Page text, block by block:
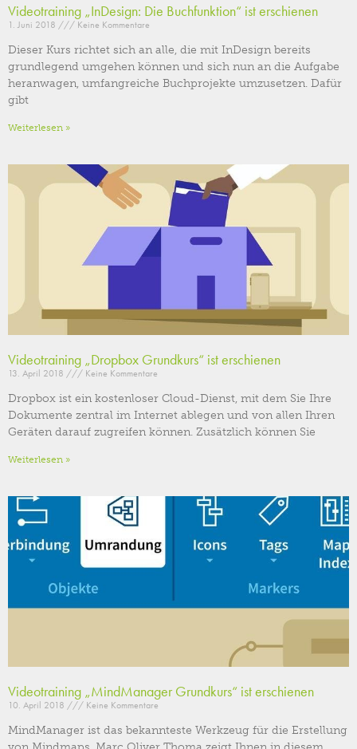
Videotraining „InDesign: Die Buchfunktion“ ist erschienen
1. Juni 2018 Keine Kommentare
Dieser Kurs richtet sich an alle, die mit InDesign bereits
grundlegend umgehen können und sich nun an die Aufgabe
heranwagen, umfangreiche Buchprojekte umzusetzen. Dafür
gibt
Weiterlesen »
Videotraining „Dropbox Grundkurs“ ist erschienen
13. April 2018 Keine Kommentare
Dropbox ist ein kostenloser Cloud-Dienst, mit dem Sie Ihre
Dokumente zentral im Internet ablegen und von allen Ihren
Geräten darauf zugreifen können. Zusätzlich können Sie
Weiterlesen »
Videotraining „MindManager Grundkurs“ ist erschienen
10. April 2018 Keine Kommentare
MindManager ist das bekannteste Werkzeug für die Erstellung